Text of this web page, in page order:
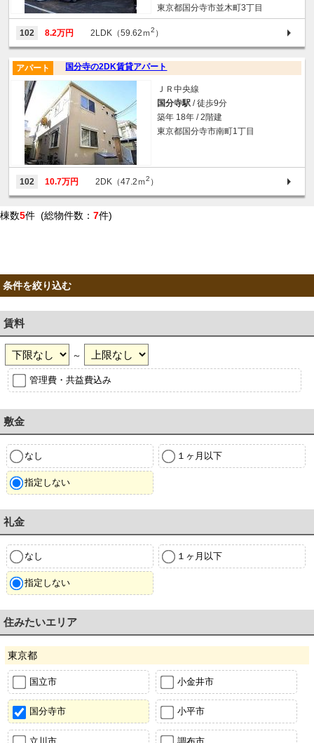
東京都国分寺市並木町3丁目
102 8.2万円 2LDK（59.62ｍ2 ）
国分寺の2DK賃貸アパート
アパート
ＪＲ中央線
国分寺駅 / 徒歩9分
築年 18年 / 2階建
東京都国分寺市南町1丁目
102 10.7万円 2DK（47.2ｍ2 ）
棟数5件 (総物件数： 7件)
条件を絞り込む
賃料
～
管理費・共益費込み
敷金
なし １ヶ月以下
指定しない
礼金
なし １ヶ月以下
指定しない
住みたいエリア
東京都
国立市 小金井市
国分寺市 小平市